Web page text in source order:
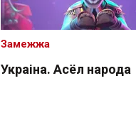
Украіна. Асёл народа
Замежжа